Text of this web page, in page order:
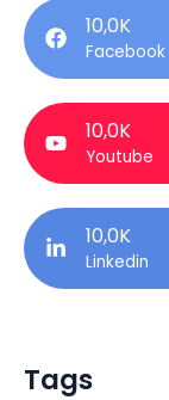
10,0K
Facebook
10,0K
Youtube
10,0K
Linkedin
Tags